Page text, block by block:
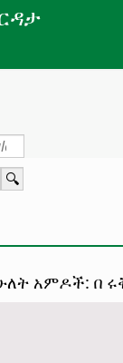
አምዶች: በ